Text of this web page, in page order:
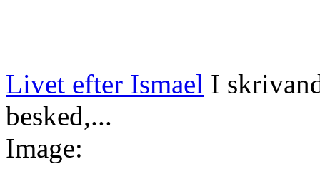
Livet efter Ismael I
besked,...
Image: